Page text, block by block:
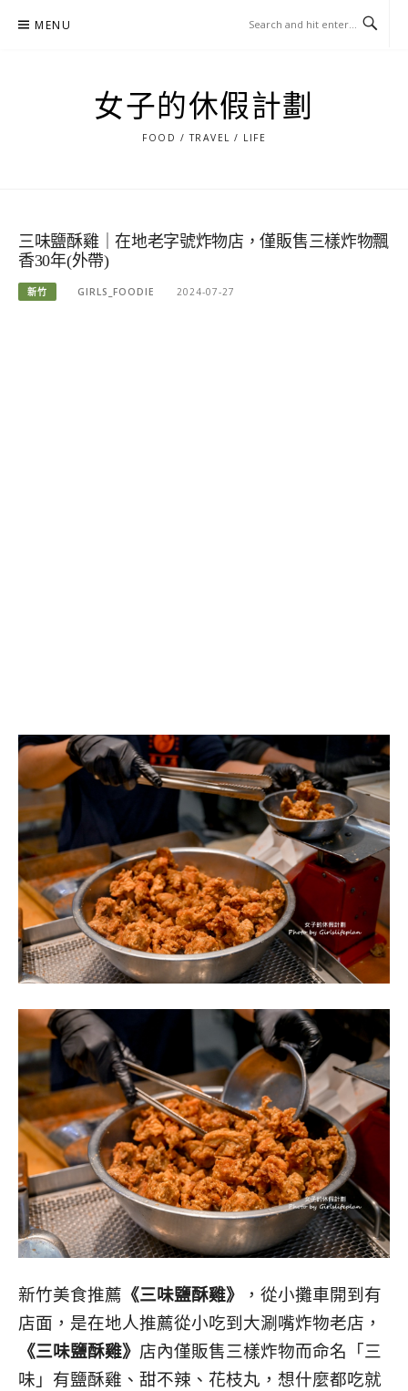
MENU
女子的休假計劃
FOOD / TRAVEL / LIFE
三味鹽酥雞｜在地老字號炸物店，僅販售三樣炸物飄
香30年(外帶)
新竹 GIRLS_FOODIE 2024-07-27
新竹美食推薦 《三味鹽酥雞》
，從小攤車開到有
店面，是在地人推薦從小吃到大涮嘴炸物老店，
《三味鹽酥雞》 店內僅販售三樣炸物而命名「三
味」有鹽酥雞、甜不辣、花枝丸，想什麼都吃就